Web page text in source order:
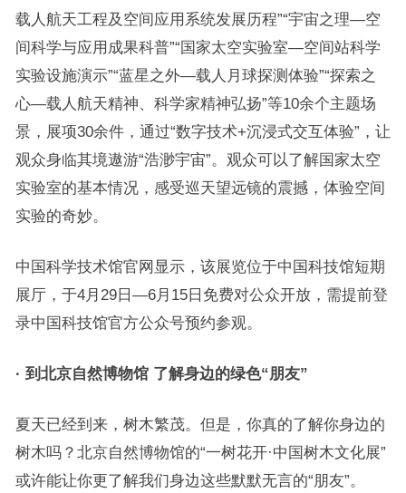
载人航天工程及空间应用系统发展历程”“宇宙之理—空
间科学与应用成果科普”“国家太空实验室—空间站科学
实验设施演示”“蓝星之外—载人月球探测体验”“探索之
心—载人航天精神、科学家精神弘扬”等10余个主题场
景，展项30余件，通过“数字技术+沉浸式交互体验”，让
观众身临其境遨游“浩渺宇宙”。观众可以了解国家太空
实验室的基本情况，感受巡天望远镜的震撼，体验空间
实验的奇妙。
中国科学技术馆官网显示，该展览位于中国科技馆短期
展厅，于4月29日—6月15日免费对公众开放，需提前登
录中国科技馆官方公众号预约参观。
· 到北京自然博物馆 了解身边的绿色“朋友”
夏天已经到来，树木繁茂。但是，你真的了解你身边的
树木吗？北京自然博物馆的“一树花开·中国树木文化展”
或许能让你更了解我们身边这些默默无言的“朋友”。